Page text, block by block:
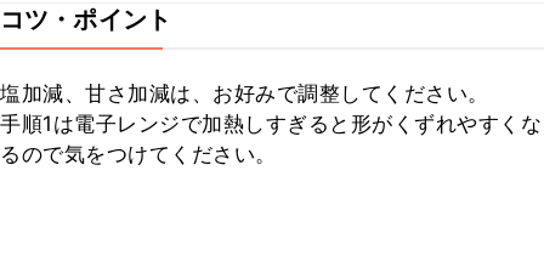
コツ・ポイント
塩加減、甘さ加減は、お好みで調整してください。
手順1は電子レンジで加熱しすぎると形がくずれやすくな
るので気をつけてください。